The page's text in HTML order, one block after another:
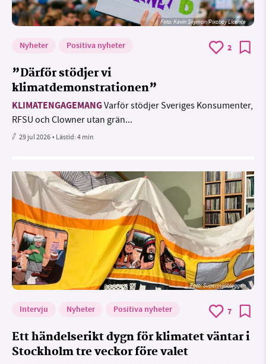
Foto:Kevin Snyman/Pixabay Licence
Nyheter Positiva nyheter 2
”Därför stödjer vi
klimatdemonstrationen”
KLIMATENGAGEMANGVarför stödjer Sveriges Konsumenter,
RFSU och Clowner utan grän...
29 jul 2026• Lästid:4 min
Foto: Supermijöbloggen
Intervju Nyheter Positiva nyheter 7
Ett händelserikt dygn för klimatet väntar i
Stockholm tre veckor före valet